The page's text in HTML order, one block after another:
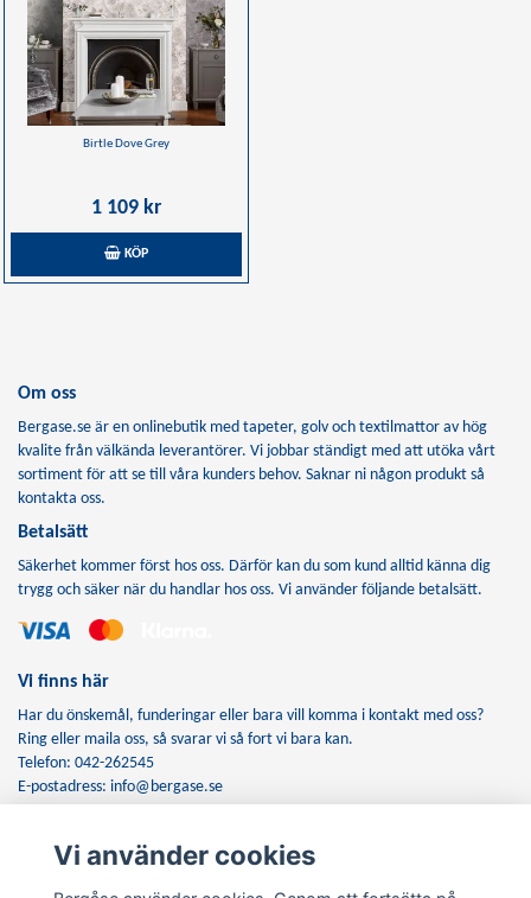
Birtle Dove Grey
1 109 kr
KÖP
Om oss
Bergase.se är en onlinebutik med tapeter, golv och textilmattor av hög
kvalite från välkända leverantörer. Vi jobbar ständigt med att utöka vårt
sortiment för att se till våra kunders behov. Saknar ni någon produkt så
kontakta oss.
Betalsätt
Säkerhet kommer först hos oss. Därför kan du som kund alltid känna dig
trygg och säker när du handlar hos oss. Vi använder följande betalsätt.
Vi finns här
Har du önskemål, funderingar eller bara vill komma i kontakt med oss?
Ring eller maila oss, så svarar vi så fort vi bara kan.
Telefon: 042-262545
E-postadress: info@bergase.se
Anmäl dig till vårt nyhetsbrev
Vi använder cookies